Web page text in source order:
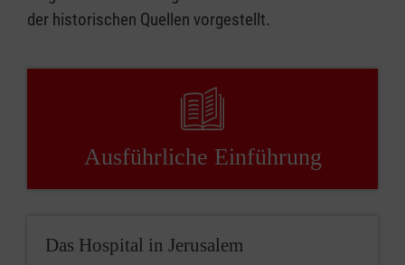
der historischen Quellen vorgestellt.
Ausführliche Einführung
Das Hospital in Jerusalem